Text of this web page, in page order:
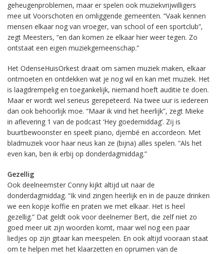
geheugenproblemen, maar er spelen ook muziekvrijwilligers
mee uit Voorschoten en omliggende gemeenten. “Vaak kennen
mensen elkaar nog van vroeger, van school of een sportclub”,
zegt Meesters, “en dan komen ze elkaar hier weer tegen. Zo
ontstaat een eigen muziekgemeenschap.”
Het OdenseHuisOrkest draait om samen muziek maken, elkaar
ontmoeten en ontdekken wat je nog wil en kan met muziek. Het
is laagdrempelig en toegankelijk, niemand hoeft auditie te doen.
Maar er wordt wel serieus gerepeteerd. Na twee uur is iedereen
dan ook behoorlijk moe. “Maar ik vind het heerlijk”, zegt Mieke
in aflevering 1 van de podcast ‘Hey goedemiddag’. Zij is
buurtbewoonster en speelt piano, djembé en accordeon. Met
bladmuziek voor haar neus kan ze (bijna) alles spelen. “Als het
even kan, ben ik erbij op donderdagmiddag.”
Gezellig
Ook deelneemster Conny kijkt altijd uit naar de
donderdagmiddag. “Ik vind zingen heerlijk en in de pauze drinken
we een kopje koffie en praten we met elkaar. Het is heel
gezellig.” Dat geldt ook voor deelnemer Bert, die zelf niet zo
goed meer uit zijn woorden komt, maar wel nog een paar
liedjes op zijn gitaar kan meespelen. En ook altijd vooraan staat
om te helpen met het klaarzetten en opruimen van de